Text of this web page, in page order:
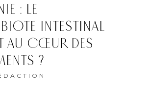
: LE
INTESTINAL
AU CŒUR DES
?